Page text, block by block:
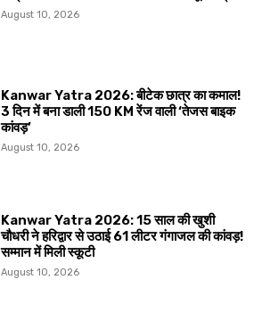
August 10, 2026
Kanwar Yatra 2026: बीटेक छात्र का कमाल!
3 दिन में बना डाली 150 KM रेंज वाली ‘तेजस बाइक
कांवड़’
August 10, 2026
Kanwar Yatra 2026: 15 साल की खुशी
चौधरी ने हरिद्वार से उठाई 61 लीटर गंगाजल की कांवड़!
सम्मान में मिली स्कूटी
August 10, 2026